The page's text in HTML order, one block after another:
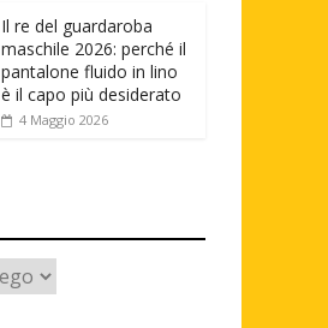
Il re del guardaroba
maschile 2026: perché il
pantalone fluido in lino
è il capo più desiderato
4 Maggio 2026